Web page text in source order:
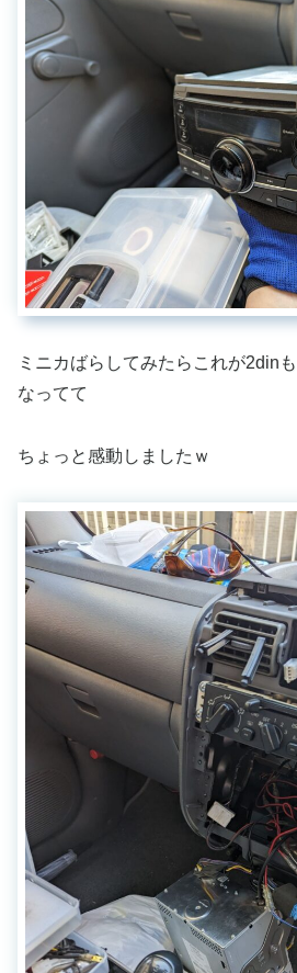
ミニカばらしてみたらこれが2din
なってて
ちょっと感動しましたｗ